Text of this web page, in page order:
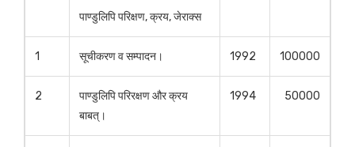
पाण्डुलिपि परिक्षण, क्रय, जेराक्स
1 सूचीकरण व सम्पादन। 1992 100000
2
पाण्डुलिपि परिरक्षण और क्रय
बाबत्।
1994 50000